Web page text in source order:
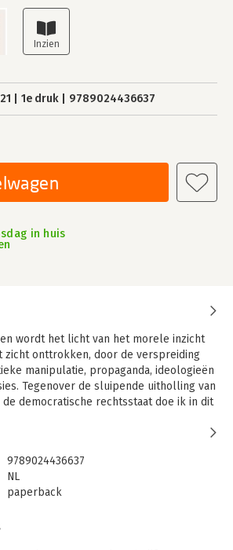
1e druk 9789024436637
in huis
wordt het licht van het morele inzicht
zicht onttrokken, door de verspreiding
manipulatie, propaganda, ideologieën
Tegenover de sluipende uitholling van
democratische rechtsstaat doe ik in dit
van de verlichting, het fundament van
worden van alle kanten
boek leidt Markus Gabriel ons uit de
pleidooi voor een nieuwe verlichting,
en technologische
9789024436637
NL
paperback